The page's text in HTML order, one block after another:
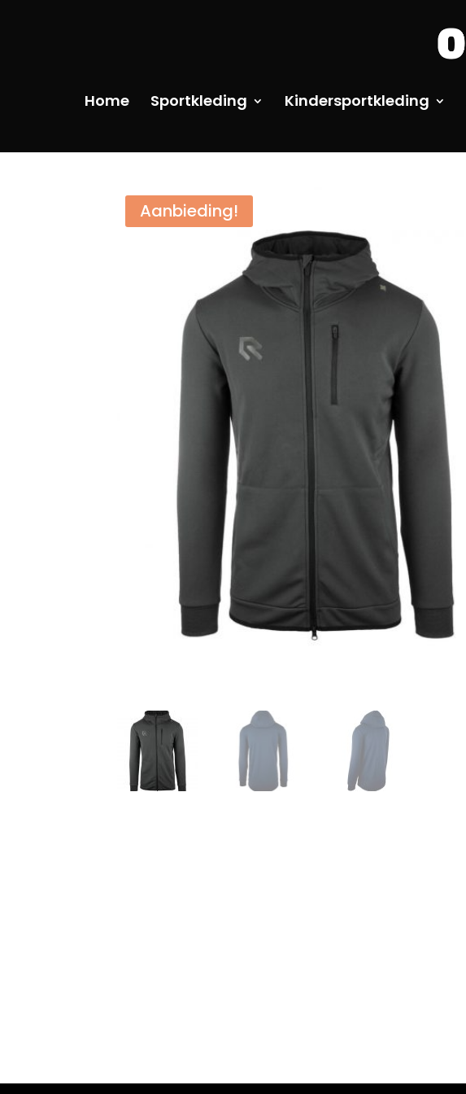
Home Sportkleding Kindersportkleding
Aanbieding!